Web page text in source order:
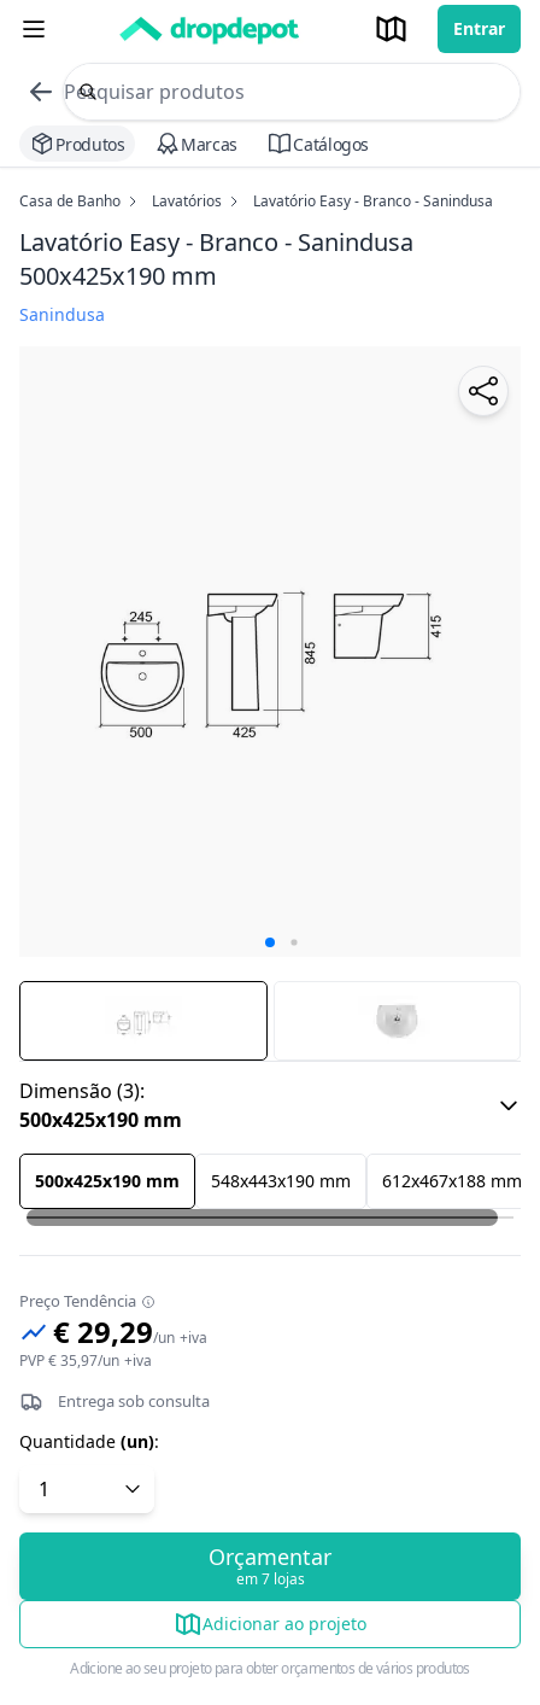
Entrar
commerce search no header
Procurar
Produtos Marcas Catálogos
Casa de Banho Lavatórios Lavatório Easy - Branco - Sanindusa
Lavatório Easy - Branco - Sanindusa
500x425x190 mm
Sanindusa
Dimensão (3):
500x425x190 mm
500x425x190 mm 548x443x190 mm 612x467x188 mm
Preço Tendência
€ 29,29/un +iva
PVP€ 35,97/un +iva
Entrega sob consulta
Quantidade (un):
Orçamentar
em 7 lojas
Adicionar ao projeto
Adicione ao seu projeto para obter orçamentos de vários produtos